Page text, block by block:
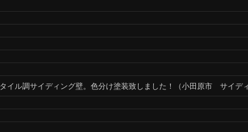
タイル調サイディング壁。色分け塗装致しました！（小田原市 サイ